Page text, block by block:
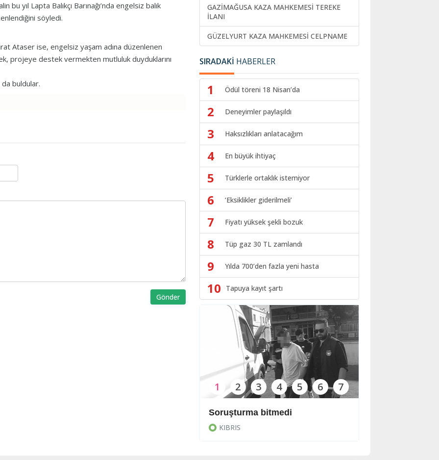
yıl Lapta Balıkçı Barınağı’nda engelsiz balık
söyledi.
Ataser ise, engelsiz yaşam adına düzenlenen
projeye destek vermekten mutluluk duyduklarını
da buldular.
Gönder
GAZİMAĞUSA KAZA MAHKEMESİ TEREKE
İLANI
GÜZELYURT KAZA MAHKEMESİ CELPNAME
SIRADAKİ HABERLER
1 Ödül töreni 18 Nisan’da
2 Deneyimler paylaşıldı
3 Haksızlıkları anlatacağım
4 En büyük ihtiyaç
5 Türklerle ortaklık istemiyor
6 ‘Eksiklikler giderilmeli’
7 Fiyatı yüksek şekli bozuk
8 Tüp gaz 30 TL zamlandı
9 Yılda 700’den fazla yeni hasta
10 Tapuya kayıt şartı
Soruşturma bitmedi
KIBRIS
1 2 3 4 5 6 7